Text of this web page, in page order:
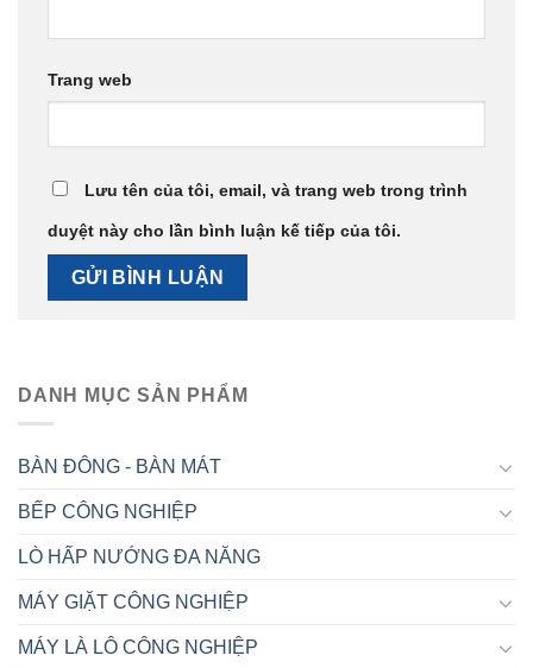
Trang web
Lưu tên của tôi, email, và trang web trong trình
duyệt này cho lần bình luận kế tiếp của tôi.
DANH MỤC SẢN PHẨM
BÀN ĐÔNG - BÀN MÁT
BẾP CÔNG NGHIỆP
LÒ HẤP NƯỚNG ĐA NĂNG
MÁY GIẶT CÔNG NGHIỆP
MÁY LÀ LÔ CÔNG NGHIỆP